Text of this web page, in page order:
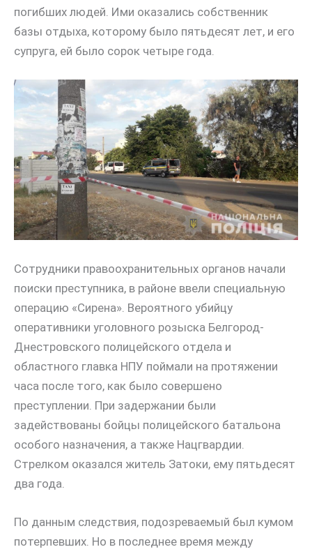
погибших людей. Ими оказались собственник
базы отдыха, которому было пятьдесят лет, и его
супруга, ей было сорок четыре года.
Сотрудники правоохранительных органов начали
поиски преступника, в районе ввели специальную
операцию «Сирена». Вероятного убийцу
оперативники уголовного розыска Белгород-
Днестровского полицейского отдела и
областного главка НПУ поймали на протяжении
часа после того, как было совершено
преступлении. При задержании были
задействованы бойцы полицейского батальона
особого назначения, а также Нацгвардии.
Стрелком оказался житель Затоки, ему пятьдесят
два года.
По данным следствия, подозреваемый был кумом
потерпевших. Но в последнее время между